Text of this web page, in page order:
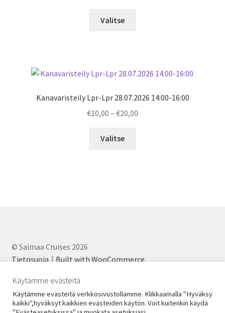
Valitse
Kanavaristeily Lpr-Lpr 28.07.2026 14:00-16:00
€10,00 – €20,00
Valitse
© Saimaa Cruises 2026
Tietosuoja
Built with WooCommerce.
Käytämme evästeitä
Käytämme evästeitä verkkosivustollamme. Klikkaamalla "Hyväksy
kaikki",hyväksyt kaikkien evästeiden käytön. Voit kuitenkin käydä